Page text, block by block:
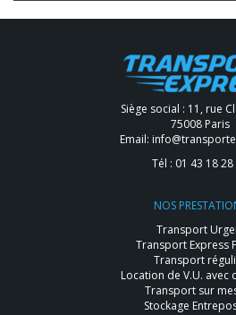
Siège social : 11, rue
75008 Paris
Email:
Tél : 01 43 18 28
NOS
Transport
Transport Express
Transport
Location de V.U. avec
Transport sur
Stockage